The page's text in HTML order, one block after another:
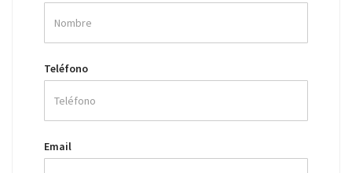
Teléfono
Email